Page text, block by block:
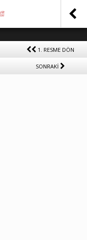
1. RESME DÖN
SONRAKİ